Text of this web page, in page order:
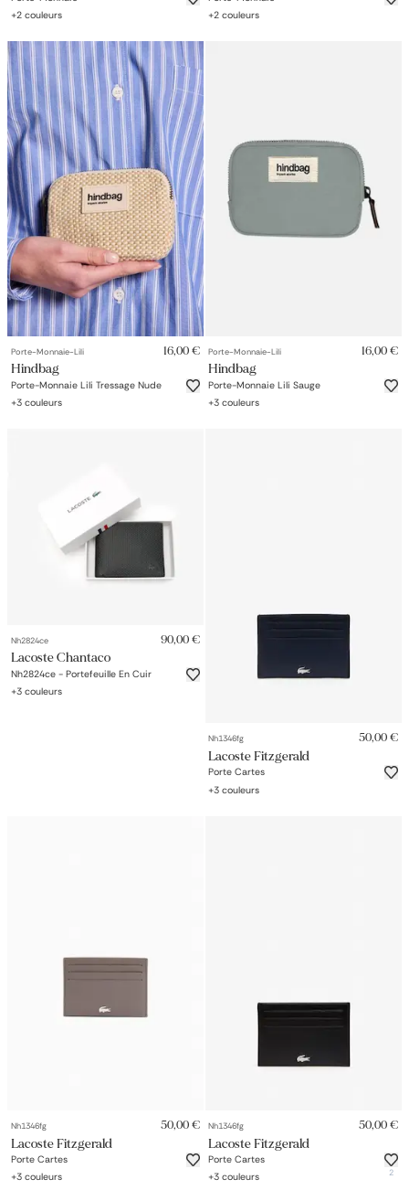
+2 couleurs
+2 couleurs
Porte-Monnaie-Lili 16,00 €
Hindbag
Porte-Monnaie Lili Tressage Nude
+3 couleurs
Porte-Monnaie-Lili 16,00 €
Hindbag
Porte-Monnaie Lili Sauge
+3 couleurs
Nh2824ce 90,00 €
Lacoste Chantaco
Nh2824ce - Portefeuille En Cuir
+3 couleurs
Nh1346fg 50,00 €
Lacoste Fitzgerald
Porte Cartes
+3 couleurs
Nh1346fg 50,00 €
Lacoste Fitzgerald
Porte Cartes
+3 couleurs
Nh1346fg 50,00 €
Lacoste Fitzgerald
Porte Cartes
2
+3 couleurs